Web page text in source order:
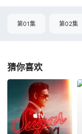
第01集 第02集
猜你喜欢